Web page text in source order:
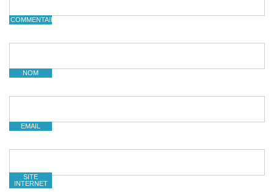
COMMENTAIRE
NOM
EMAIL
SITE
INTERNET